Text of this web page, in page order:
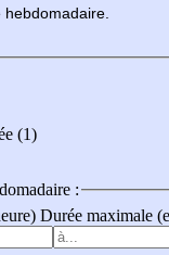
hebdomadaire
(1)
:
Durée maximale